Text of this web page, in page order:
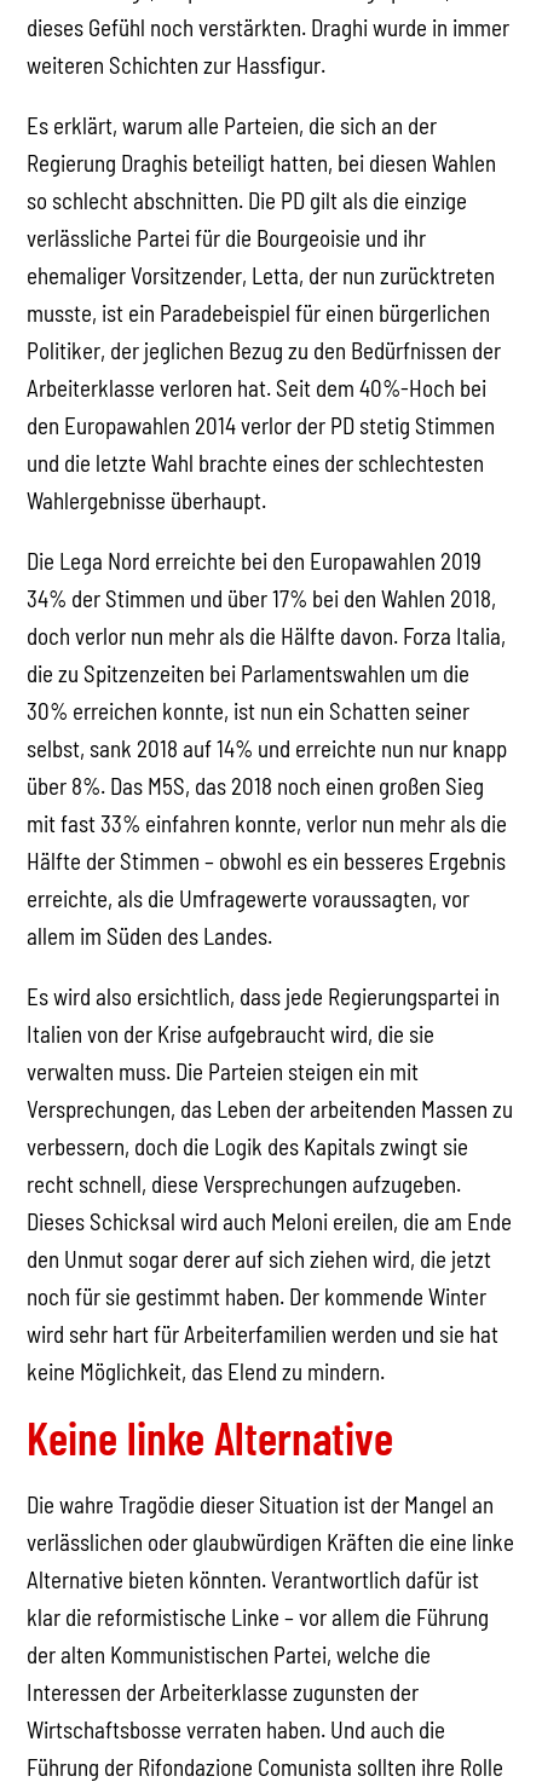
dieses Gefühl noch verstärkten. Draghi wurde in immer
weiteren Schichten zur Hassfigur.
Es erklärt, warum alle Parteien, die sich an der
Regierung Draghis beteiligt hatten, bei diesen Wahlen
so schlecht abschnitten. Die PD gilt als die einzige
verlässliche Partei für die Bourgeoisie und ihr
ehemaliger Vorsitzender, Letta, der nun zurücktreten
musste, ist ein Paradebeispiel für einen bürgerlichen
Politiker, der jeglichen Bezug zu den Bedürfnissen der
Arbeiterklasse verloren hat. Seit dem 40%-Hoch bei
den Europawahlen 2014 verlor der PD stetig Stimmen
und die letzte Wahl brachte eines der schlechtesten
Wahlergebnisse überhaupt.
Die Lega Nord erreichte bei den Europawahlen 2019
34% der Stimmen und über 17% bei den Wahlen 2018,
doch verlor nun mehr als die Hälfte davon. Forza Italia,
die zu Spitzenzeiten bei Parlamentswahlen um die
30% erreichen konnte, ist nun ein Schatten seiner
selbst, sank 2018 auf 14% und erreichte nun nur knapp
über 8%. Das M5S, das 2018 noch einen großen Sieg
mit fast 33% einfahren konnte, verlor nun mehr als die
Hälfte der Stimmen – obwohl es ein besseres Ergebnis
erreichte, als die Umfragewerte voraussagten, vor
allem im Süden des Landes.
Es wird also ersichtlich, dass jede Regierungspartei in
Italien von der Krise aufgebraucht wird, die sie
verwalten muss. Die Parteien steigen ein mit
Versprechungen, das Leben der arbeitenden Massen zu
verbessern, doch die Logik des Kapitals zwingt sie
recht schnell, diese Versprechungen aufzugeben.
Dieses Schicksal wird auch Meloni ereilen, die am Ende
den Unmut sogar derer auf sich ziehen wird, die jetzt
noch für sie gestimmt haben. Der kommende Winter
wird sehr hart für Arbeiterfamilien werden und sie hat
keine Möglichkeit, das Elend zu mindern.
Keine linke Alternative
Die wahre Tragödie dieser Situation ist der Mangel an
verlässlichen oder glaubwürdigen Kräften die eine linke
Alternative bieten könnten. Verantwortlich dafür ist
klar die reformistische Linke – vor allem die Führung
der alten Kommunistischen Partei, welche die
Interessen der Arbeiterklasse zugunsten der
Wirtschaftsbosse verraten haben. Und auch die
Führung der Rifondazione Comunista sollten ihre Rolle